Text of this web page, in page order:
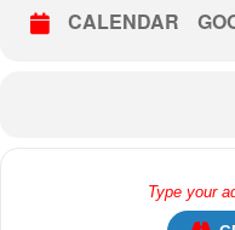
CALENDAR